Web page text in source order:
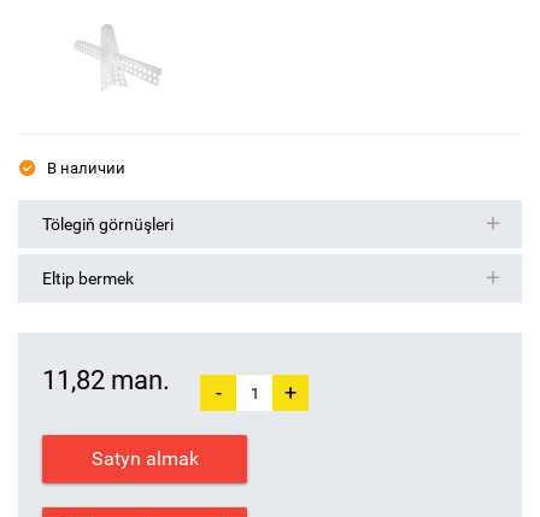
В наличии
Tölegiň görnüşleri
Eltip bermek
11,82 man. - +
Satyn almak